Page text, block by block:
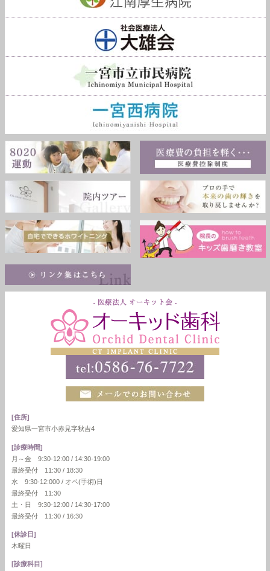
[住所]
愛知県一宮市小赤見字秋吉4
[診療時間]
月～金 9:30-12:00 / 14:30-19:00
最終受付 11:30 / 18:30
水 9:30-12:000 / オペ(手術)日
最終受付 11:30
土・日 9:30-12:00 / 14:30-17:00
最終受付 11:30 / 16:30
[休診日]
木曜日
[診療科目]